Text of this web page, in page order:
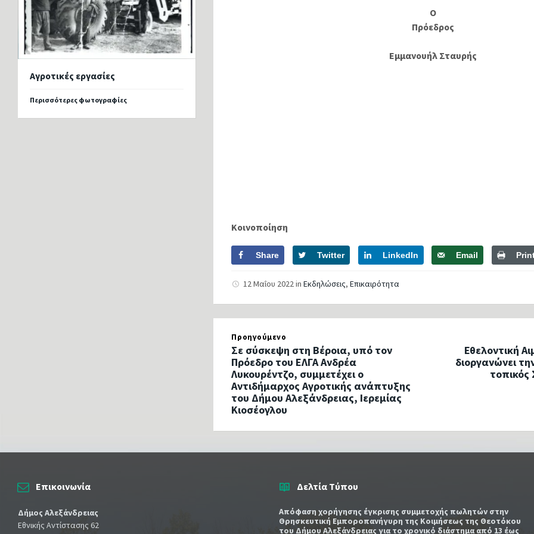
Ο
Πρόεδρος
Εμμανουήλ Σταυρής
Κοινοποίηση
Share Twitter LinkedIn Email
12 Μαΐου 2022inΕκδηλώσεις,Επικαιρότητα
Προηγούμενο
Σε σύσκεψη στη Βέροια, υπό τον
Πρόεδρο του ΕΛΓΑ Ανδρέα
Λυκουρέντζο, συμμετέχει ο
Αντιδήμαρχος Αγροτικής ανάπτυξης
του Δήμου Αλεξάνδρειας, Ιερεμίας
Κιοσέογλου
Εθελοντική
διοργανώνει
τοπικός
Αγροτικές εργασίες
Περισσότερες φωτογραφίες
Επικοινωνία
Δήμος Αλεξάνδρειας
Εθνικής Αντίστασης 62
Δελτία Τύπου
Απόφαση χορήγησης έγκρισης συμμετοχής πωλητών στην
Θρησκευτική Εμποροπανήγυρη της Κοιμήσεως της Θεοτόκου
του Δήμου Αλεξάνδρειας για το χρονικό διάστημα από 13 έως